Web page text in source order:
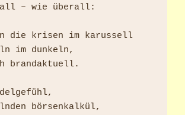
– wie überall:
die krisen im karussell
im dunkeln,
brandaktuell.
börsenkalkül,